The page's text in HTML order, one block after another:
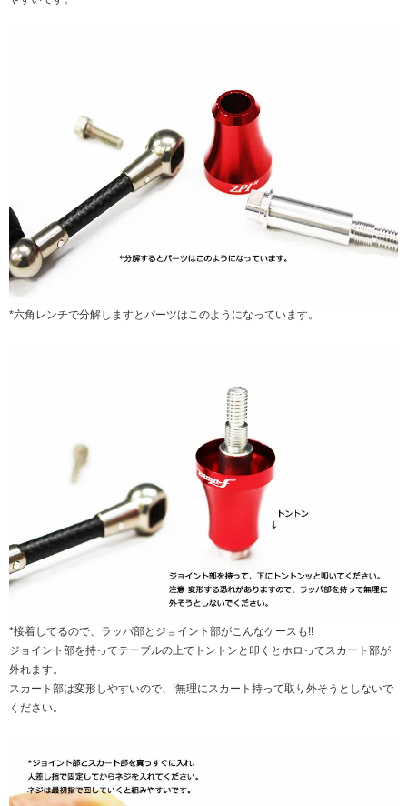
*六角レンチで分解しますとパーツはこのようになっています。
*接着してるので、ラッパ部とジョイント部がこんなケースも!!
ジョイント部を持ってテーブルの上でトントンと叩くとホロってスカート部が
外れます。
スカート部は変形しやすいので、!無理にスカート持って取り外そうとしないで
ください。